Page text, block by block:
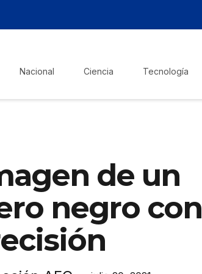
Nacional Ciencia Tecnología
de un
negro con